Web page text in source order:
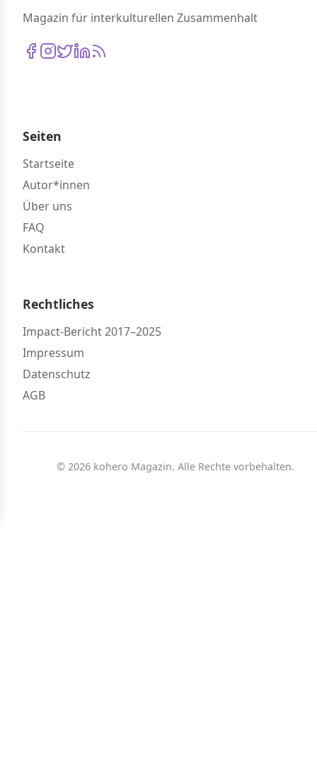
Magazin für interkulturellen Zusammenhalt
Seiten
Startseite
Autor*innen
Über uns
FAQ
Kontakt
Rechtliches
Impact-Bericht 2017–2025
Impressum
Datenschutz
AGB
© 2026 kohero Magazin. Alle Rechte vorbehalten.